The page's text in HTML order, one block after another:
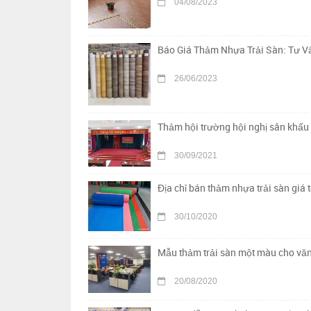
Báo Giá Thảm Nhựa Trải Sàn: Tư
26/06/2023
Thảm hội trường hội nghị sân
30/09/2021
Địa chỉ bán thảm nhựa trải sàn giá
30/10/2020
Mẫu thảm trải sàn một màu cho
20/08/2020